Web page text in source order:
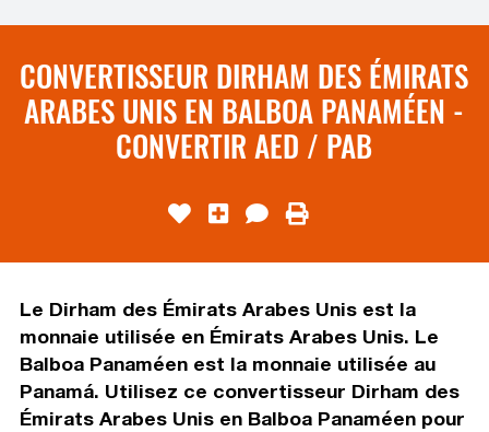
CONVERTISSEUR DIRHAM DES ÉMIRATS
ARABES UNIS EN BALBOA PANAMÉEN -
CONVERTIR AED / PAB
Le Dirham des Émirats Arabes Unis est la
monnaie utilisée en Émirats Arabes Unis. Le
Balboa Panaméen est la monnaie utilisée au
Panamá. Utilisez ce convertisseur Dirham des
Émirats Arabes Unis en Balboa Panaméen pour